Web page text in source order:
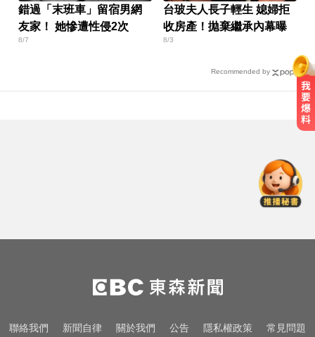
錯過「末班車」留宿男網
友家！ 她慘遭性侵2次
8/7
台玻夫人長子輕生 媳婦拒
收房產！拋棄繼承內幕曝
8/3
Recommended by
「千張大戶」還有245人
還有新颱風？罕見「3颱風+1熱帶低
壓」 降雨時程出爐
睡前3個壞習慣最傷腎！醫警告：嚴
聯絡我們 新聞自律 關於我們 公告 隱私權政策 常見問題